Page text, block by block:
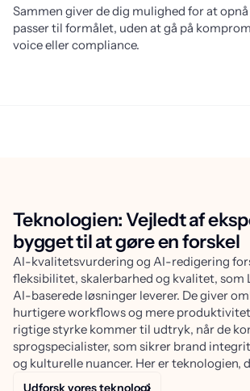
Sammen giver de dig mulighed for at
passer til formålet, uden at gå på
voice eller compliance.
Teknologien: Vejledt af
bygget til at gøre en forskel
AI-kvalitetsvurdering og AI-redigering
fleksibilitet, skalerbarhed og kvalitet, som
AI-baserede løsninger leverer. De giver
hurtigere workflows og mere
rigtige styrke kommer til udtryk, når de
sprogspecialister, som sikrer brand
og kulturelle nuancer. Her er teknologien,